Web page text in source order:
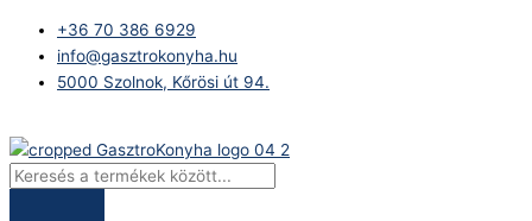
content
+36 70 386 6929
info@gasztrokonyha.hu
5000 Szolnok, Kőrösi út 94.
search
Revelation
V-
INSP-
law-
E,
rozsdamentes